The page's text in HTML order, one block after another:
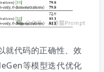
就代码的正确性、效
等模型迭代优化